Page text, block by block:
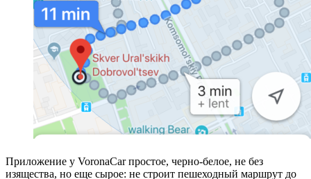
Приложение у VoronaCar простое, черно-белое, не без
изящества, но еще сырое: не строит пешеходный маршрут до